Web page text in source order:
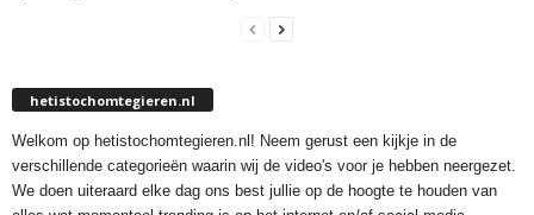
hetistochomtegieren.nl
Welkom op hetistochomtegieren.nl! Neem gerust een kijkje in de
verschillende categorieën waarin wij de video's voor je hebben neergezet.
We doen uiteraard elke dag ons best jullie op de hoogte te houden van